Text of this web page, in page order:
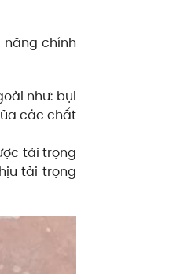
chính
như: bụi
các chất
tải trọng
tải trọng